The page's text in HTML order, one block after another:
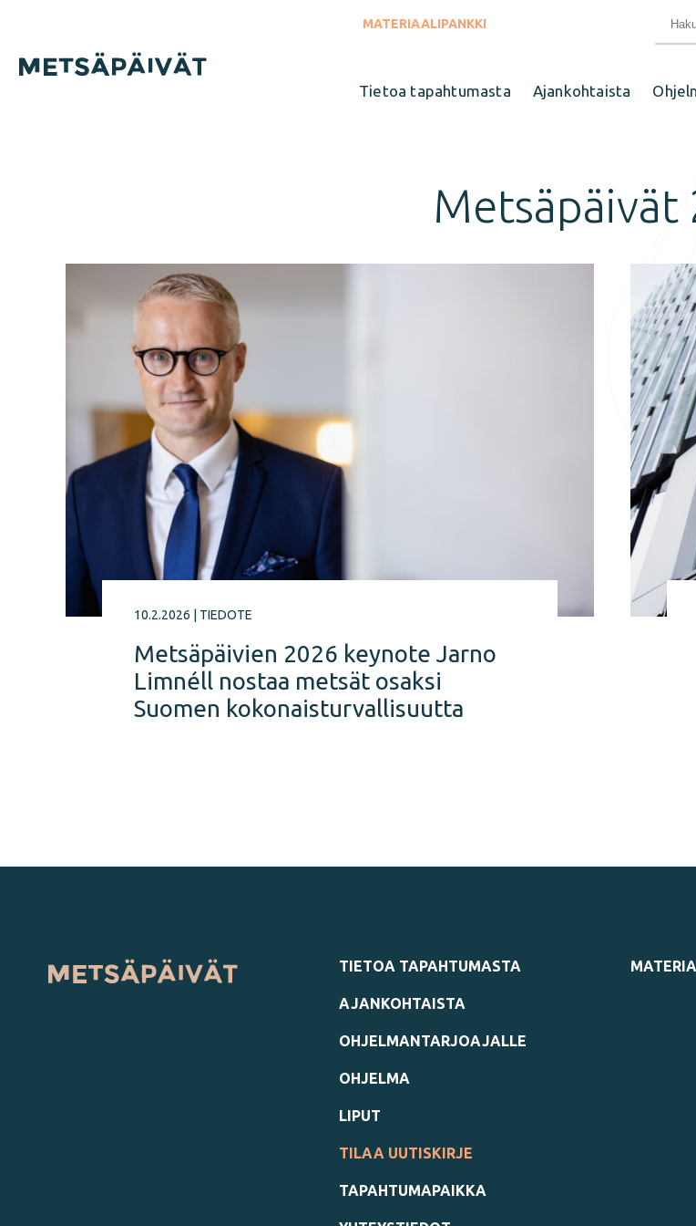
MATERIAALIPANKKI Haku:
Tietoa tapahtumasta Ajankohtaista
Metsäpäivät
10.2.2026 TIEDOTE
Metsäpäivien 2026 keynote Jarno
Limnéll nostaa metsät osaksi
Suomen kokonaisturvallisuutta
TIETOA TAPAHTUMASTA
AJANKOHTAISTA
OHJELMANTARJOAJALLE
OHJELMA
LIPUT
TILAA UUTISKIRJE
TAPAHTUMAPAIKKA